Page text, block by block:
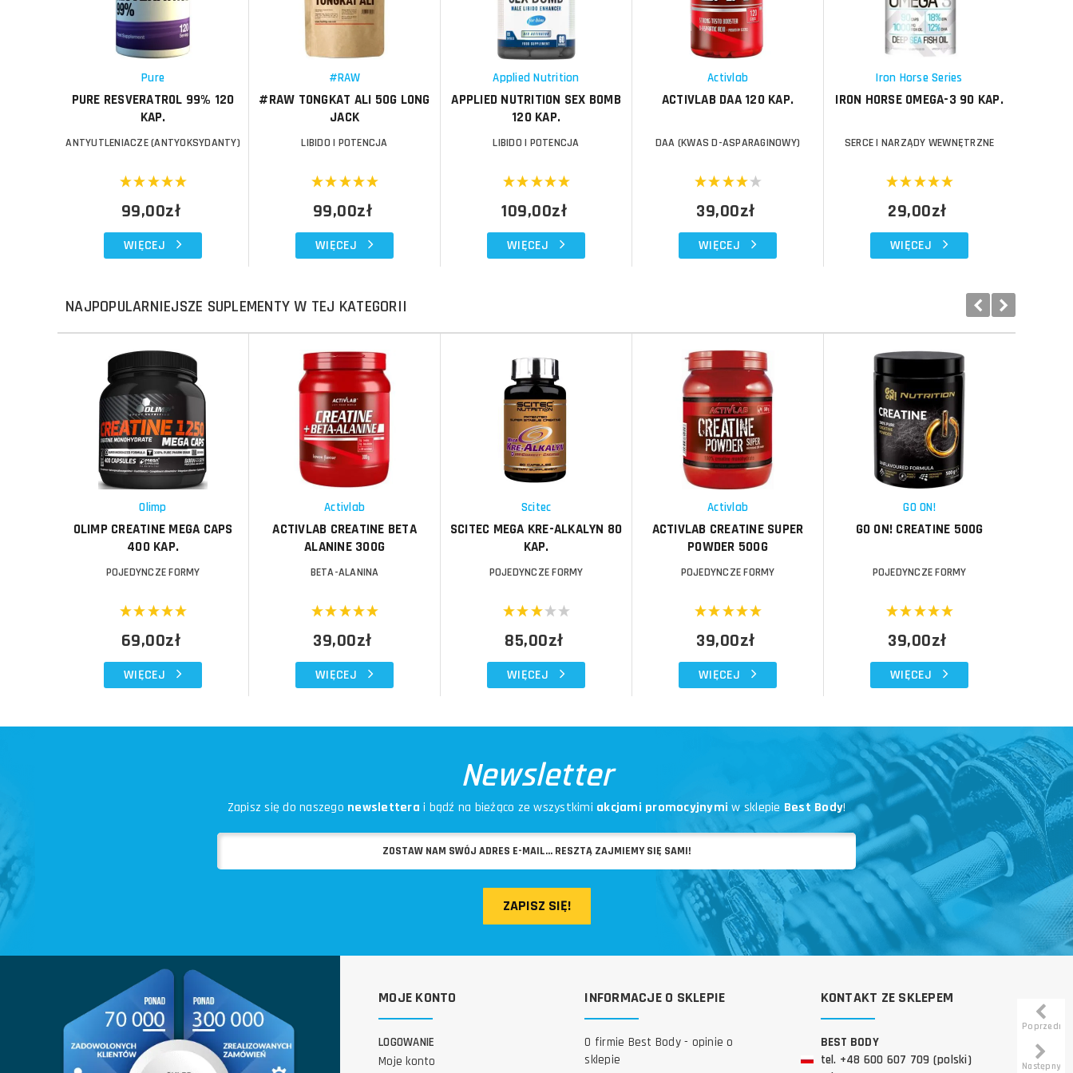
Pure
PURE RESVERATROL 99% 120
KAP.
ANTYUTLENIACZE (ANTYOKSYDANTY)
99,00zł
WIĘCEJ
#RAW
#RAW TONGKAT ALI 50G LONG
JACK
LIBIDO I POTENCJA
99,00zł
WIĘCEJ
Applied Nutrition
APPLIED NUTRITION SEX BOMB
120 KAP.
LIBIDO I POTENCJA
109,00zł
WIĘCEJ
Activlab
ACTIVLAB DAA 120 KAP.
DAA (KWAS D-ASPARAGINOWY)
39,00zł
WIĘCEJ
Iron Horse Series
IRON HORSE OMEGA-3 90 KAP.
SERCE I NARZĄDY WEWNĘTRZNE
29,00zł
WIĘCEJ
NAJPOPULARNIEJSZE SUPLEMENTY W TEJ KATEGORII
Olimp
OLIMP CREATINE MEGA CAPS
400 KAP.
POJEDYNCZE FORMY
69,00zł
WIĘCEJ
Activlab
ACTIVLAB CREATINE BETA
ALANINE 300G
BETA-ALANINA
39,00zł
WIĘCEJ
Scitec
SCITEC MEGA KRE-ALKALYN 80
KAP.
POJEDYNCZE FORMY
85,00zł
WIĘCEJ
Activlab
ACTIVLAB CREATINE SUPER
POWDER 500G
POJEDYNCZE FORMY
39,00zł
WIĘCEJ
GO ON!
GO ON! CREATINE 500G
POJEDYNCZE FORMY
39,00zł
WIĘCEJ
Newsletter
Zapisz się do naszego newslettera i bądź na bieżąco ze wszystkimi akcjami promocyjnymi w sklepie Best Body!
ZAPISZ SIĘ!
MOJE KONTO
LOGOWANIE
Moje konto
INFORMACJE O SKLEPIE
O firmie Best Body - opinie o
sklepie
KONTAKT ZE SKLEPEM
BEST BODY
tel. +48 600 607 709 (polski)
Poprzedni
Następny